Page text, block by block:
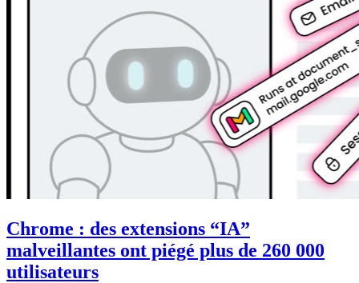
Chrome : des extensions “IA”
malveillantes ont piégé plus de 260 000
utilisateurs